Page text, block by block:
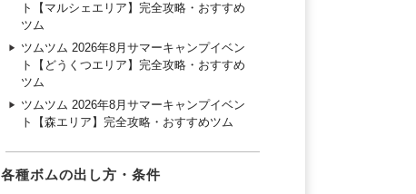
ト【マルシェエリア】完全攻略・おすすめ
ツム
ツムツム 2026年8月サマーキャンプイベン
ト【どうくつエリア】完全攻略・おすすめ
ツム
ツムツム 2026年8月サマーキャンプイベン
ト【森エリア】完全攻略・おすすめツム
各種ボムの出し方・条件